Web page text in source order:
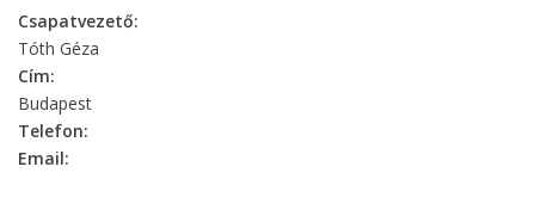
Csapatvezető:
Tóth Géza
Cím:
Budapest
Telefon:
Email: